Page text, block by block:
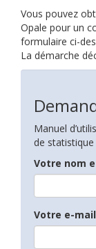
Vous pouvez
Opale pour un
formulaire ci-
La démarche
Manuel
de statistique
Votre nom
Votre e-